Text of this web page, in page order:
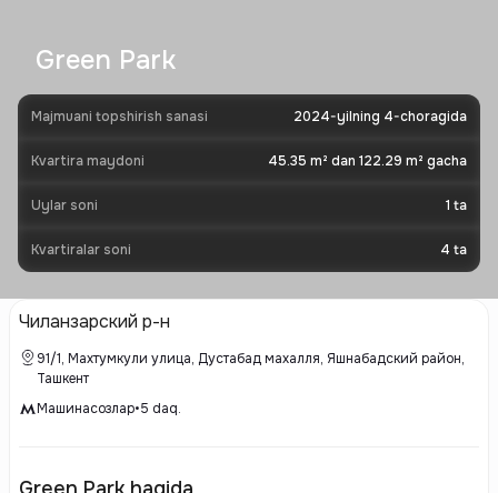
Green Park
Majmuani topshirish sanasi 2024-yilning 4-choragida
Kvartira maydoni 45.35 m² dan 122.29 m² gacha
Uylar soni 1 ta
Kvartiralar soni 4 ta
Чиланзарский р-н
91/1, Махтумкули улица, Дустабад махалля, Яшнабадский район,
Ташкент
Машинасозлар•5 daq.